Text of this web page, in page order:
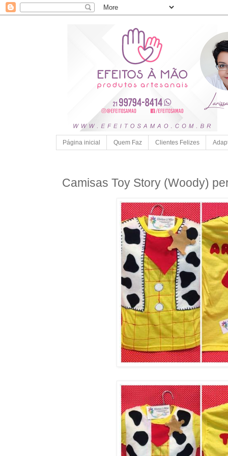
Página inicial Quem Faz Clientes Felizes
Camisas Toy Story (Woody)